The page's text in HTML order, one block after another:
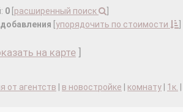
0 расширенный поиск
упорядочить по стоимости
на карте
от агентств в новостройке комнату 1к.